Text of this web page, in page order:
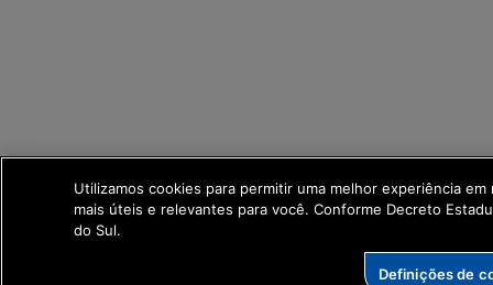
Utilizamos cookies para permitir uma melhor experiência
mais úteis e relevantes para você. Conforme Decreto
do Sul.
Definições de